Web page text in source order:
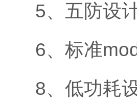
5、五防设
6、标准
8、低功耗